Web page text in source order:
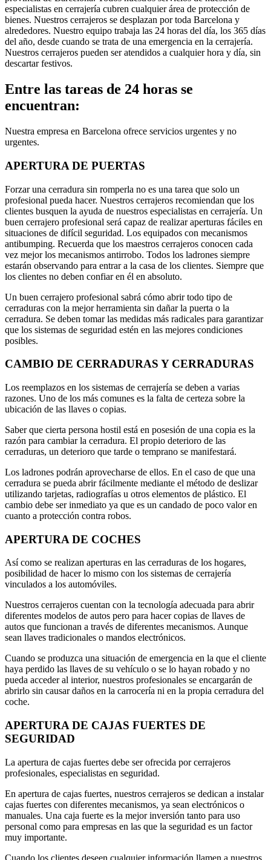
especialistas en cerrajería cubren cualquier área de protección de
bienes. Nuestros cerrajeros se desplazan por toda Barcelona y
alrededores. Nuestro equipo trabaja las 24 horas del día, los 365 días
del año, desde cuando se trata de una emergencia en la cerrajería.
Nuestros cerrajeros pueden ser atendidos a cualquier hora y día, sin
descartar festivos.
Entre las tareas de 24 horas se
encuentran:
Nuestra empresa en Barcelona ofrece servicios urgentes y no
urgentes.
APERTURA DE PUERTAS
Forzar una cerradura sin romperla no es una tarea que solo un
profesional pueda hacer. Nuestros cerrajeros recomiendan que los
clientes busquen la ayuda de nuestros especialistas en cerrajería. Un
buen cerrajero profesional será capaz de realizar aperturas fáciles en
situaciones de difícil seguridad. Los equipados con mecanismos
antibumping. Recuerda que los maestros cerrajeros conocen cada
vez mejor los mecanismos antirrobo. Todos los ladrones siempre
estarán observando para entrar a la casa de los clientes. Siempre que
los clientes no deben confiar en él en absoluto.
Un buen cerrajero profesional sabrá cómo abrir todo tipo de
cerraduras con la mejor herramienta sin dañar la puerta o la
cerradura. Se deben tomar las medidas más radicales para garantizar
que los sistemas de seguridad estén en las mejores condiciones
posibles.
CAMBIO DE CERRADURAS Y CERRADURAS
Los reemplazos en los sistemas de cerrajería se deben a varias
razones. Uno de los más comunes es la falta de certeza sobre la
ubicación de las llaves o copias.
Saber que cierta persona hostil está en posesión de una copia es la
razón para cambiar la cerradura. El propio deterioro de las
cerraduras, un deterioro que tarde o temprano se manifestará.
Los ladrones podrán aprovecharse de ellos. En el caso de que una
cerradura se pueda abrir fácilmente mediante el método de deslizar
utilizando tarjetas, radiografías u otros elementos de plástico. El
cambio debe ser inmediato ya que es un candado de poco valor en
cuanto a protección contra robos.
APERTURA DE COCHES
Así como se realizan aperturas en las cerraduras de los hogares,
posibilidad de hacer lo mismo con los sistemas de cerrajería
vinculados a los automóviles.
Nuestros cerrajeros cuentan con la tecnología adecuada para abrir
diferentes modelos de autos pero para hacer copias de llaves de
autos que funcionan a través de diferentes mecanismos. Aunque
sean llaves tradicionales o mandos electrónicos.
Cuando se produzca una situación de emergencia en la que el cliente
haya perdido las llaves de su vehículo o se lo hayan robado y no
pueda acceder al interior, nuestros profesionales se encargarán de
abrirlo sin causar daños en la carrocería ni en la propia cerradura del
coche.
APERTURA DE CAJAS FUERTES DE
SEGURIDAD
La apertura de cajas fuertes debe ser ofrecida por cerrajeros
profesionales, especialistas en seguridad.
En apertura de cajas fuertes, nuestros cerrajeros se dedican a instalar
cajas fuertes con diferentes mecanismos, ya sean electrónicos o
manuales. Una caja fuerte es la mejor inversión tanto para uso
personal como para empresas en las que la seguridad es un factor
muy importante.
Cuando los clientes deseen cualquier información llamen a nuestros